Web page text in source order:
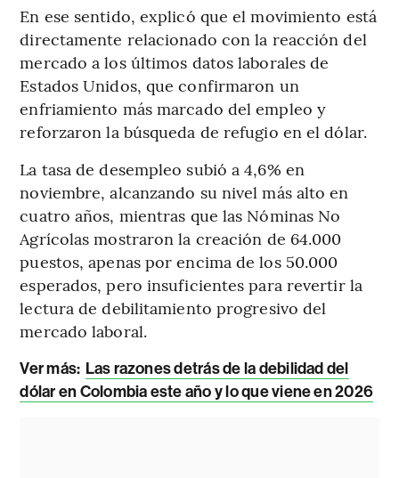
En ese sentido, explicó que el movimiento está
directamente relacionado con la reacción del
mercado a los últimos datos laborales de
Estados Unidos, que confirmaron un
enfriamiento más marcado del empleo y
reforzaron la búsqueda de refugio en el dólar.
La tasa de desempleo subió a 4,6% en
noviembre, alcanzando su nivel más alto en
cuatro años, mientras que las Nóminas No
Agrícolas mostraron la creación de 64.000
puestos, apenas por encima de los 50.000
esperados, pero insuficientes para revertir la
lectura de debilitamiento progresivo del
mercado laboral.
Ver más: Las razones detrás de la debilidad del
dólar en Colombia este año y lo que viene en 2026